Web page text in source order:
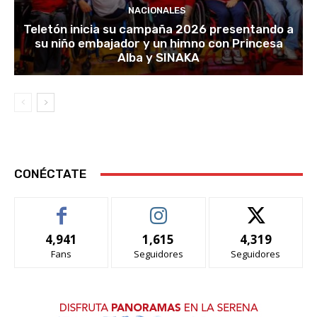
NACIONALES
Teletón inicia su campaña 2026 presentando a
su niño embajador y un himno con Princesa
Alba y SINAKA
CONÉCTATE
4,941
Fans
1,615
Seguidores
4,319
Seguidores